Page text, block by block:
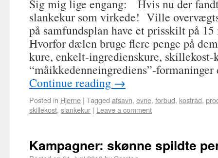
Sig mig lige engang: Hvis nu der
slankekur som virkede! Ville
på samfundsplan have et prisskilt på
Hvorfor dælen bruge flere penge på
kure, enkelt-ingredienskure, skillekost-
“måikkedenneingrediens”-
Continue reading →
Posted in Hjerne | Tagged afsavn, evne, forbud, kostråd,
skillekost, slankekur | Leave a comment
Kampagner: skønne spildte